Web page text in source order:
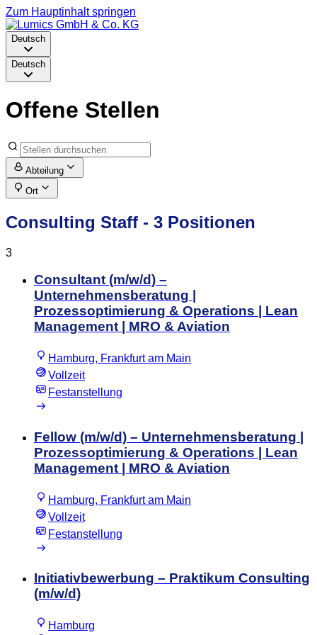
Zum Hauptinhalt springen
Deutsch
Deutsch
Offene Stellen
Abteilung
Ort
Consulting Staff - 3 Positionen
3
Consultant (m/w/d) –
Unternehmensberatung |
Prozessoptimierung & Operations | Lean
Management | MRO & Aviation
Hamburg, Frankfurt am Main
Vollzeit
Festanstellung
Fellow (m/w/d) – Unternehmensberatung |
Prozessoptimierung & Operations | Lean
Management | MRO & Aviation
Hamburg, Frankfurt am Main
Vollzeit
Festanstellung
Initiativbewerbung – Praktikum Consulting
(m/w/d)
Hamburg